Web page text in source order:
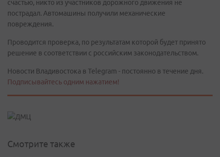
счастью, никто из участников дорожного движения не
пострадал. Автомашины получили механические
повреждения.
Проводится проверка, по результатам которой будет принято
решение в соответствии с российским законодательством.
Новости Владивостока в Telegram - постоянно в течение дня.
Подписывайтесь одним нажатием!
Смотрите также